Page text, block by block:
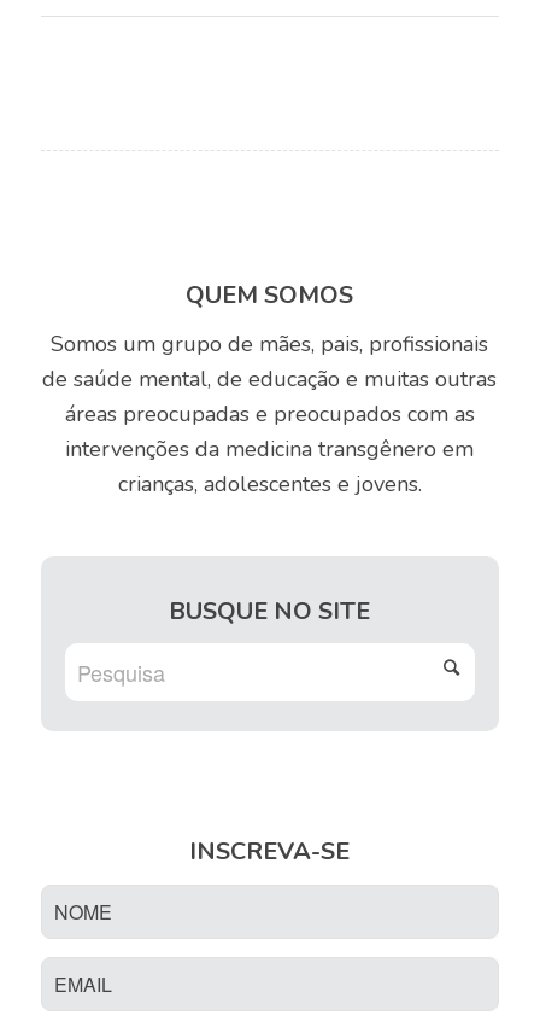
QUEM SOMOS
Somos um grupo de mães, pais, profissionais
de saúde mental, de educação e muitas outras
áreas preocupadas e preocupados com as
intervenções da medicina transgênero em
crianças, adolescentes e jovens.
BUSQUE NO SITE
INSCREVA-SE